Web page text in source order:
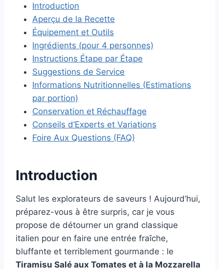
Introduction
Aperçu de la Recette
Équipement et Outils
Ingrédients (pour 4 personnes)
Instructions Étape par Étape
Suggestions de Service
Informations Nutritionnelles (Estimations
par portion)
Conservation et Réchauffage
Conseils d’Experts et Variations
Foire Aux Questions (FAQ)
Introduction
Salut les explorateurs de saveurs ! Aujourd’hui,
préparez-vous à être surpris, car je vous
propose de détourner un grand classique
italien pour en faire une entrée fraîche,
bluffante et terriblement gourmande : le
Tiramisu Salé aux Tomates et à la Mozzarella